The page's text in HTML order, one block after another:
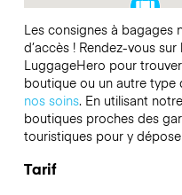
Les consignes à bagages
d’accès ! Rendez-vous
LuggageHero pour
boutique ou un autre
nos soins. En utilisant
boutiques proches des
touristiques pour y
Tarif